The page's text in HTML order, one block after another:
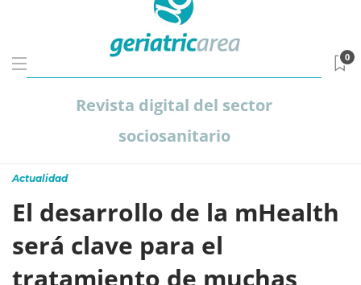
Revista digital del sector
sociosanitario
0
Actualidad
El desarrollo de la mHealth
será clave para el
tratamiento de muchas